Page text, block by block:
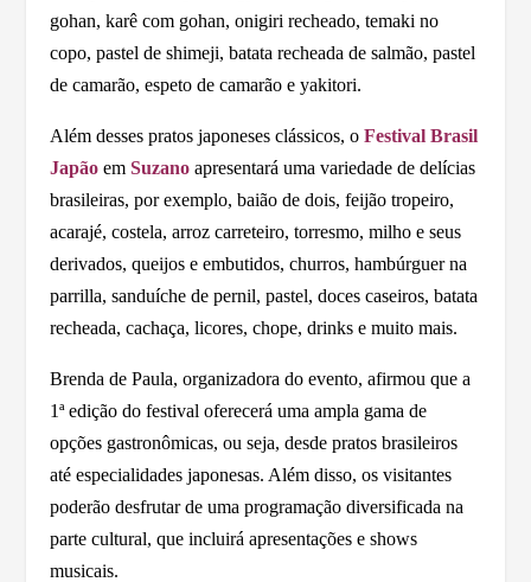
gohan, karê com gohan, onigiri recheado, temaki no
copo, pastel de shimeji, batata recheada de salmão, pastel
de camarão, espeto de camarão e yakitori.
Além desses pratos japoneses clássicos, oFestival Brasil
Japão emSuzano apresentará uma variedade de delícias
brasileiras, por exemplo, baião de dois, feijão tropeiro,
acarajé, costela, arroz carreteiro, torresmo, milho e seus
derivados, queijos e embutidos, churros, hambúrguer na
parrilla, sanduíche de pernil, pastel, doces caseiros, batata
recheada, cachaça, licores, chope, drinks e muito mais.
Brenda de Paula, organizadora do evento, afirmou que a
1ª edição do festival oferecerá uma ampla gama de
opções gastronômicas, ou seja, desde pratos brasileiros
até especialidades japonesas. Além disso, os visitantes
poderão desfrutar de uma programação diversificada na
parte cultural, que incluirá apresentações e shows
musicais.